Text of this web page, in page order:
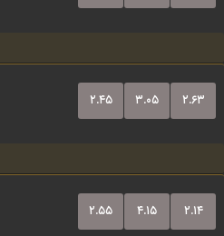
۲.۴۵ ۳.۰۵ ۲.۶۳
۲.۵۵ ۴.۱۵ ۲.۱۴